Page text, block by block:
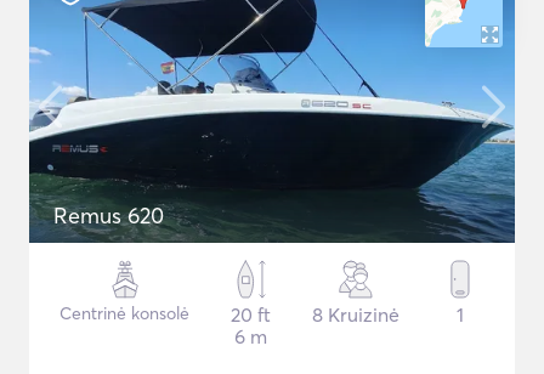
Remus 620
Centrinė konsolė
20 ft
6 m
8 Kruizinė 1